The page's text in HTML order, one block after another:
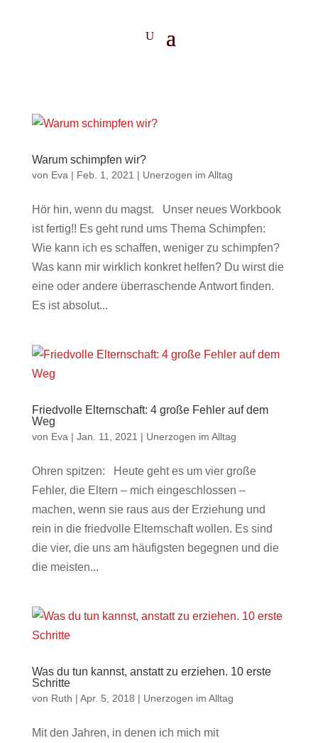
Warum schimpfen wir?
von Eva | Feb. 1, 2021 | Unerzogen im Alltag
Hör hin, wenn du magst. Unser neues Workbook
ist fertig!! Es geht rund ums Thema Schimpfen:
Wie kann ich es schaffen, weniger zu schimpfen?
Was kann mir wirklich konkret helfen? Du wirst die
eine oder andere überraschende Antwort finden.
Es ist absolut...
Friedvolle Elternschaft: 4 große Fehler auf dem
Weg
von Eva | Jan. 11, 2021 | Unerzogen im Alltag
Ohren spitzen: Heute geht es um vier große
Fehler, die Eltern – mich eingeschlossen –
machen, wenn sie raus aus der Erziehung und
rein in die friedvolle Elternschaft wollen. Es sind
die vier, die uns am häufigsten begegnen und die
die meisten...
Was du tun kannst, anstatt zu erziehen. 10 erste
Schritte
von Ruth | Apr. 5, 2018 | Unerzogen im Alltag
Mit den Jahren, in denen ich mich mit